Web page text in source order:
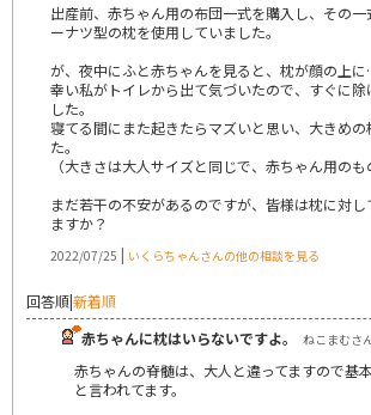
出産前、赤ちゃん用の布団一式を購入し、その
ーナツ型の枕を使用していました。
が、夜中にふと赤ちゃんを見ると、枕が顔の上
幸い私がトイレから出て気づいたので、すぐに
した。
寝てる間にまた起きたらマズいと思い、大きめ
た。
（大きさは大人サイズと同じで、赤ちゃん用のも
まだ若干の不安があるのですが、皆様は枕に対
ますか？
2022/07/25 | いくらちゃんさんの他の相談を見る
回答順|新着順
赤ちゃんに枕はいらないですよ。
ねこまむさ
赤ちゃんの脊髄は、大人と違ってますので基
と言われてます。